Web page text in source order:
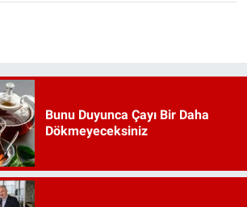
Bunu Duyunca Çayı Bir Daha
Dökmeyeceksiniz